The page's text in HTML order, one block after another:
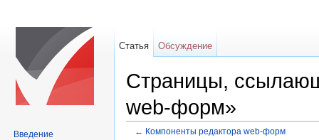
Страницы,
web-форм»
← Компоненты редактора web-форм
Статья Обсуждение
Введение